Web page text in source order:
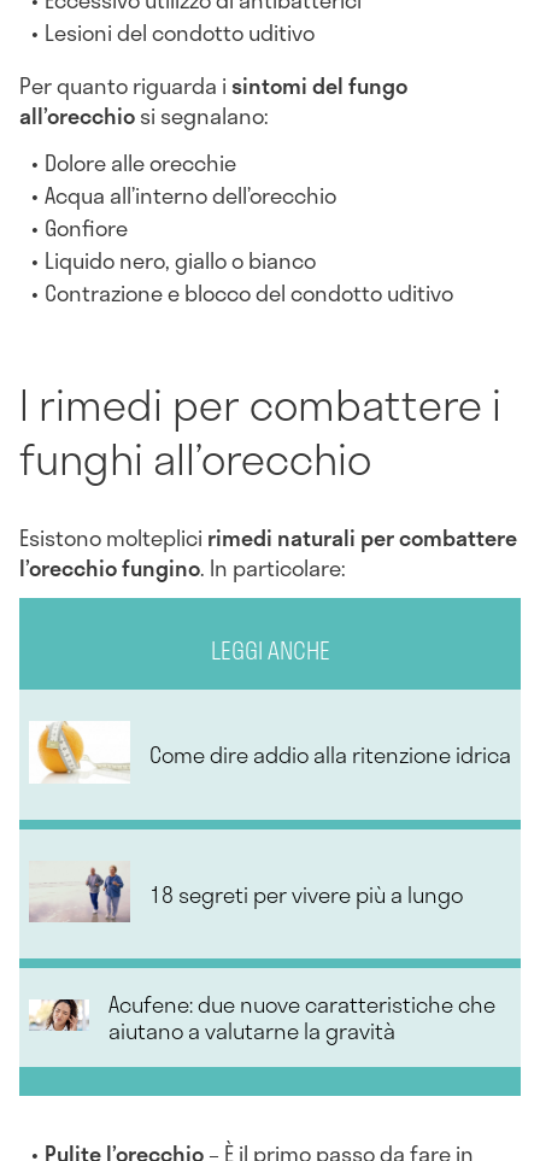
Lesioni del condotto uditivo
Per quanto riguarda isintomi del fungo
all’orecchiosi segnalano:
Dolore alle orecchie
Acqua all’interno dell’orecchio
Gonfiore
Liquido nero, giallo o bianco
Contrazione e blocco del condotto uditivo
I rimedi per combattere i
funghi all’orecchio
Esistono molteplici rimedi naturali per combattere
l’orecchio fungino. In particolare:
LEGGI ANCHE
Come dire addio alla ritenzione idrica
18 segreti per vivere più a lungo
Acufene: due nuove caratteristiche che
aiutano a valutarne la gravità
Pulite l’orecchio– È il primo passo da fare in